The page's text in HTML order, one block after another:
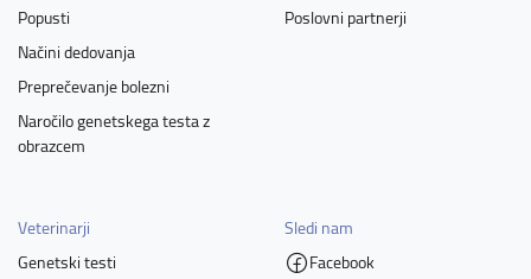
Popusti
Načini dedovanja
Preprečevanje bolezni
Naročilo genetskega testa z
obrazcem
Poslovni partnerji
Veterinarji
Genetski testi
Sledi nam
Facebook